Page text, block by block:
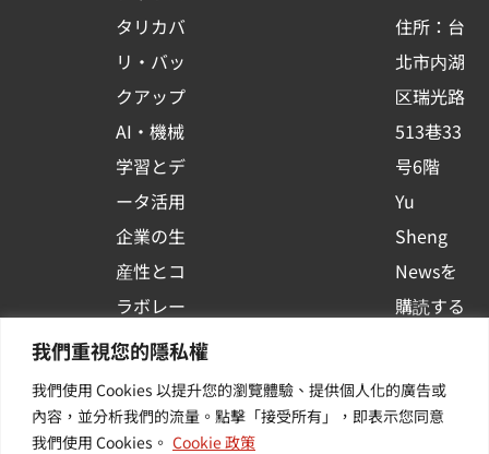
我們重視您的隱私權
我們使用 Cookies 以提升您的瀏覽體驗、提供個人化的廣告或
內容，並分析我們的流量。點擊「接受所有」，即表示您同意
我們使用 Cookies。 Cookie 政策
タリカバ
リ・バッ
クアップ
AI・機械
学習とデ
ータ活用
企業の生
産性とコ
ラボレー
ション
プラット
フォーム
-
s
q
u
a
r
e
住所：台
北市内湖
区瑞光路
513巷33
号6階
Yu
Sheng
Newsを
購読する
や業界情